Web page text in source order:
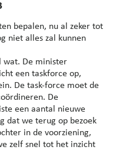
bepalen, nu al zeker tot
niet alles zal kunnen
wat. De minister
een taskforce op,
De task-force moet de
De
een aantal nieuwe
dat we terug op bezoek
in de voorziening,
zelf snel tot het inzicht